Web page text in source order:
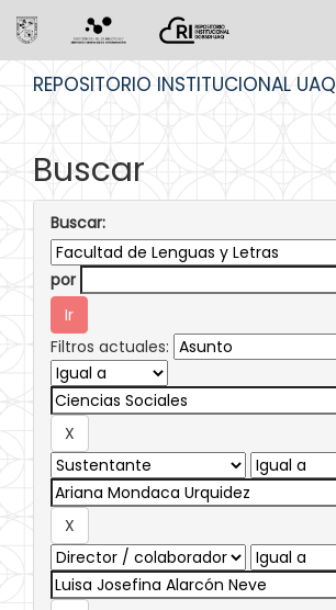
REPOSITORIO INSTITUCIONAL UAQ
Buscar
Buscar:
por
Filtros actuales: